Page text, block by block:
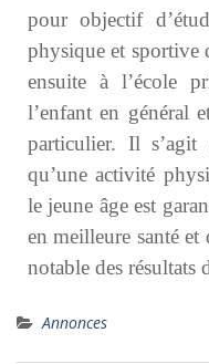
pour objectif
physique et sportive
ensuite à l’école
l’enfant en général
particulier. Il
qu’une activité
le jeune âge est
en meilleure santé et
notable des résultats
Annonces